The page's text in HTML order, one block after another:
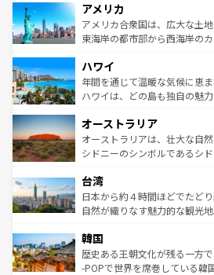
ンツ一覧を参照してほしい。
の建物がそのまま残る町や、
博物館もあり、アルプス観光
ことができる。国民の所得が
ば市内交通費無料で観光を楽しむこ
着のスイス情報はコンテンツ
アメリカ
アメリカ合衆国は、広大な土
東海岸の都市部から西海岸の
のような巨大都市は、観光、
ンメントが詰まった刺激的な
西部には大自然が広がり、グ
部のニューオーリンズでは、
文化が魅力。旅行者はアメリ
しみながら、その多様性と豊
ならではの贅沢な旅のスタイルだ。 なお、新着のア
情報はコンテンツ一覧を参照
ハワイ
年間を通じて温暖な気候に恵
ハワイは、どの島も独自の魅
ワイ島は見逃せない。また、
島だが、静かな自然を求める
おすすめ。エメラルドグリー
れるおもてなしの心で訪れる
人々、おいしいローカルフー
ク、伝統的なフラダンスなど
ワイを、存分に味わってほしい。 なお、新着のハワイ
はコンテンツ一覧を参照して
オーストラリア
オーストラリアは、壮大な自
シドニーのシンボルであるシ
リアリーフや大陸中央部にそ
ク）、タスマニアの美しい原
ど、見どころがたくさん。ま
いる。アクティビティも充実
ビング、ハイキングなど、ア
い。オーストラリアの多彩な
台湾
日本から約４時間ほどでたど
自然が織りなす魅力的な観光
ン）、静ひつな山岳地帯である
と山間の静けさが共存してお
驚きをもたらしてくれる。ま
韓国
歴史ある王朝文化が残る一方
-POPで世界を席巻している韓